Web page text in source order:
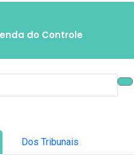
do Controle
Dos Tribunais